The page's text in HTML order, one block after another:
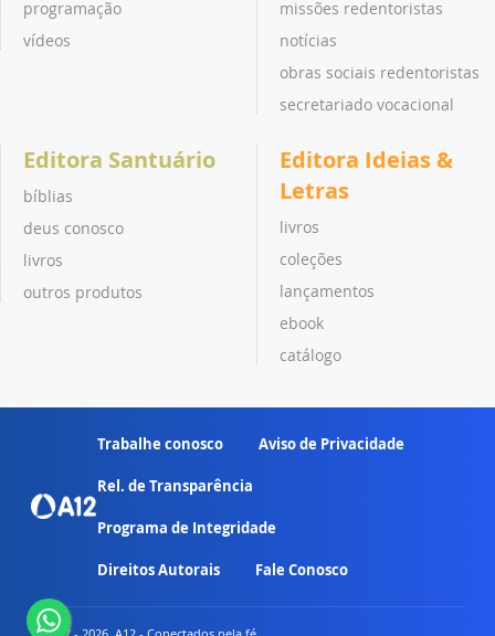
programação
vídeos
missões redentoristas
notícias
obras sociais redentoristas
secretariado vocacional
Editora Santuário
bíblias
deus conosco
livros
outros produtos
Editora Ideias &
Letras
livros
coleções
lançamentos
ebook
catálogo
Trabalhe conosco Aviso de Privacidade
Rel. de Transparência
Programa de Integridade
Direitos Autorais Fale Conosco